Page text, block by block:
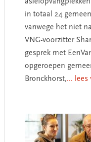
in totaal 24
vanwege het niet
VNG-voorzitter
gesprek met
opgeroepen
Bronckhorst,... lees